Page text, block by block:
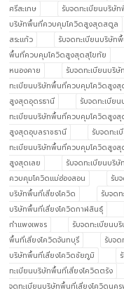
ศรีสะเกษ
รับจดทะเบียนบริษั
บริษัทพื้นที่ควบคุมโควิดสูงสุดสตูล
สระแก้ว
รับจดทะเบียนบริษั
พื้นที่ควบคุมโควิดสูงสุดสุโขทัย
หนองคาย
รับจดทะเบียนบริ
ทะเบียนบริษัทพื้นที่ควบคุมโควิดสูงสุ
สูงสุดอุดรธานี
รับจดทะเบีย
ทะเบียนบริษัทพื้นที่ควบคุมโควิดสูง
สูงสุดอุบลราชธานี
รับจดทะ
ทะเบียนบริษัทพื้นที่ควบคุมโควิดสูงสุ
สูงสุดเลย
รับจดทะเบียนบริ
ควบคุมโควิดแม่ฮ่องสอน
รับ
บริษัทพื้นที่เสี่ยงโควิด
รับจด
บริษัทพื้นที่เสี่ยงโควิดกาฬสินธุ์
กำแพงเพชร
รับจดทะเบียนบ
พื้นที่เสี่ยงโควิดจันทบุรี
รับจ
บริษัทพื้นที่เสี่ยงโควิดชัยภูมิ
ทะเบียนบริษัทพื้นที่เสี่ยงโควิดตรัง
จดทะเบียนบริษัทพื้นที่เสี่ยงโควิดนค